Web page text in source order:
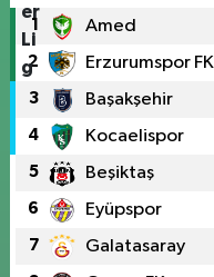
1 Amed
2 Erzurumspor FK
3 Başakşehir
4 Kocaelispor
5 Beşiktaş
6 Eyüpspor
7 Galatasaray